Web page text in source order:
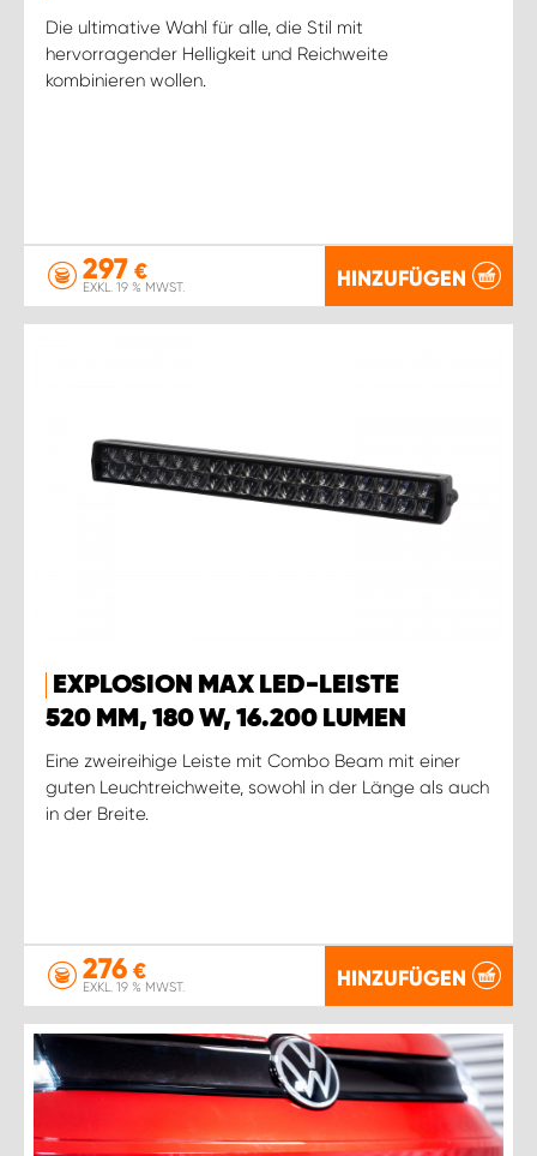
Die ultimative Wahl für alle, die Stil mit
hervorragender Helligkeit und Reichweite
kombinieren wollen.
297 €
EXKL. 19 % MWST. HINZUFÜGEN
EXPLOSION MAX LED-LEISTE
520 MM, 180 W, 16.200 LUMEN
Eine zweireihige Leiste mit Combo Beam mit einer
guten Leuchtreichweite, sowohl in der Länge als auch
in der Breite.
276 €
EXKL. 19 % MWST. HINZUFÜGEN